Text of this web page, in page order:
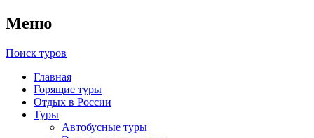
Меню
Поиск туров
Главная
Горящие туры
Отдых в России
Туры
Автобусные туры